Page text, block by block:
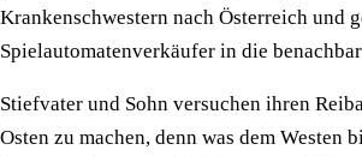
Krankenschwestern nach Österreich und
Spielautomatenverkäufer in die
Stiefvater und Sohn versuchen ihren
Osten zu machen, denn was dem Westen